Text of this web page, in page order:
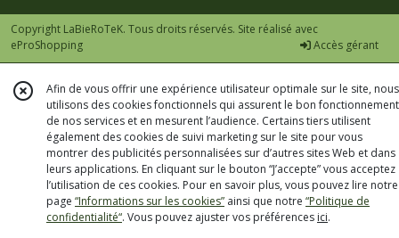
Copyright LaBieRoTeK. Tous droits réservés. Site réalisé avec
eProShopping
Accès gérant
Afin de vous offrir une expérience utilisateur optimale sur le site, nous
utilisons des cookies fonctionnels qui assurent le bon fonctionnement
de nos services et en mesurent l’audience. Certains tiers utilisent
également des cookies de suivi marketing sur le site pour vous
montrer des publicités personnalisées sur d’autres sites Web et dans
leurs applications. En cliquant sur le bouton “J’accepte” vous acceptez
l’utilisation de ces cookies. Pour en savoir plus, vous pouvez lire notre
page “Informations sur les cookies” ainsi que notre “Politique de
confidentialité“. Vous pouvez ajuster vos préférences ici.